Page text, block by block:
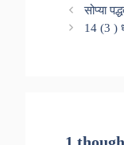
सोप्या
14 (3 )